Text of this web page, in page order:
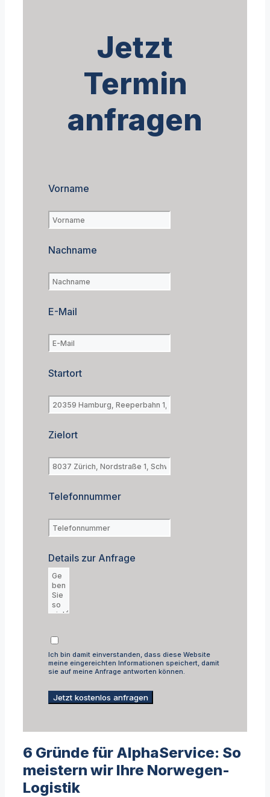
Jetzt
Termin
anfragen
Vorname
Nachname
E-Mail
Startort
Zielort
Telefonnummer
Details zur Anfrage
Ich bin damit einverstanden, dass diese Website
meine eingereichten Informationen speichert, damit
sie auf meine Anfrage antworten können.
Jetzt kostenlos anfragen
6 Gründe für AlphaService: So
meistern wir Ihre Norwegen-
Logistik